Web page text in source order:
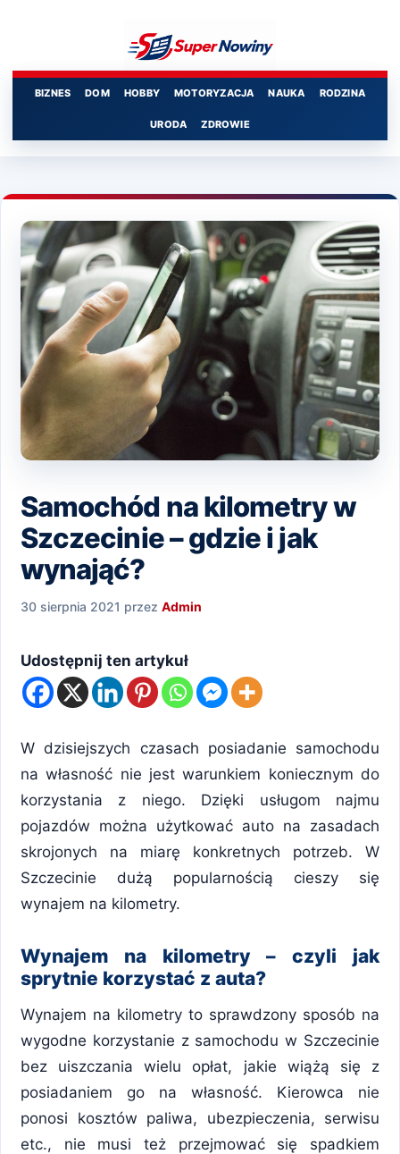
BIZNES DOM HOBBY MOTORYZACJA NAUKA RODZINA
URODA ZDROWIE
Samochód na kilometry w
Szczecinie – gdzie i jak
wynająć?
30 sierpnia 2021 przez Admin
Udostępnij ten artykuł
W dzisiejszych czasach posiadanie samochodu
na własność nie jest warunkiem koniecznym do
korzystania z niego. Dzięki usługom najmu
pojazdów można użytkować auto na zasadach
skrojonych na miarę konkretnych potrzeb. W
Szczecinie dużą popularnością cieszy się
wynajem na kilometry.
Wynajem na kilometry – czyli jak
sprytnie korzystać z auta?
Wynajem na kilometry to sprawdzony sposób na
wygodne korzystanie z samochodu w Szczecinie
bez uiszczania wielu opłat, jakie wiążą się z
posiadaniem go na własność. Kierowca nie
ponosi kosztów paliwa, ubezpieczenia, serwisu
etc., nie musi też przejmować się spadkiem